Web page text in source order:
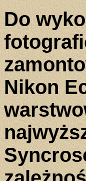
Do
Nikon